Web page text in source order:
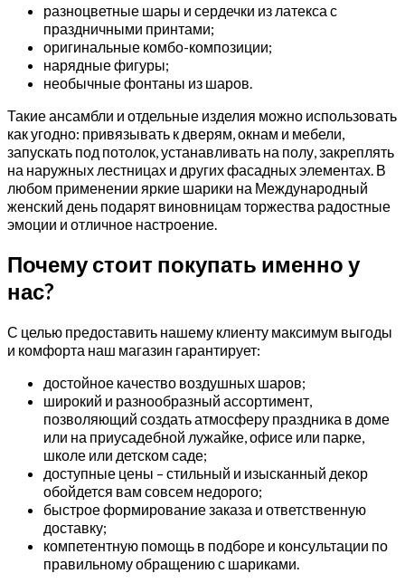
разноцветные шары и сердечки из латекса с
праздничными принтами;
оригинальные комбо-композиции;
нарядные фигуры;
необычные фонтаны из шаров.
Такие ансамбли и отдельные изделия можно использовать
как угодно: привязывать к дверям, окнам и мебели,
запускать под потолок, устанавливать на полу, закреплять
на наружных лестницах и других фасадных элементах. В
любом применении яркие шарики на Международный
женский день подарят виновницам торжества радостные
эмоции и отличное настроение.
Почему стоит покупать именно у
нас?
С целью предоставить нашему клиенту максимум выгоды
и комфорта наш магазин гарантирует:
достойное качество воздушных шаров;
широкий и разнообразный ассортимент,
позволяющий создать атмосферу праздника в доме
или на приусадебной лужайке, офисе или парке,
школе или детском саде;
доступные цены – стильный и изысканный декор
обойдется вам совсем недорого;
быстрое формирование заказа и ответственную
доставку;
компетентную помощь в подборе и консультации по
правильному обращению с шариками.